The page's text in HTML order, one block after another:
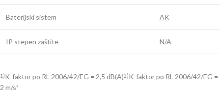
Baterijski sistem AK
IP stepen zaštite N/A
1)K-faktor po RL 2006/42/EG = 2,5 dB(A)2)K-faktor po RL 2006/42/EG =
2 m/s²